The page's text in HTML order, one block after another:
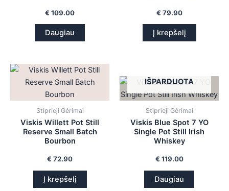
€ 109.00
Daugiau
€ 79.90
Į krepšelį
Stiprieji Gėrimai
Viskis Willett Pot Still
Reserve Small Batch
Bourbon
€ 72.90
Į krepšelį
IŠPARDUOTA
Stiprieji Gėrimai
Viskis Blue Spot 7 YO
Single Pot Still Irish
Whiskey
€ 119.00
Daugiau